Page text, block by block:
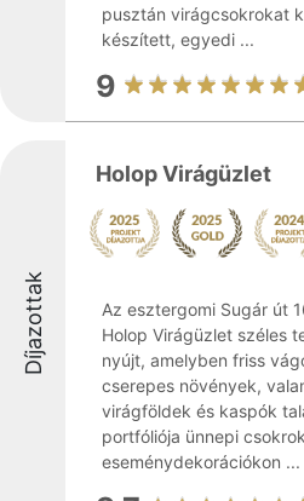
pusztán virágcsokrokat
készített, egyedi ...
9
Díjazottak
Holop Virágüzlet
Az esztergomi Sugár út
Holop Virágüzlet széles
nyújt, amelyben friss
cserepes növények,
virágföldek és kaspók
portfóliója ünnepi
eseménydekorációkon ...